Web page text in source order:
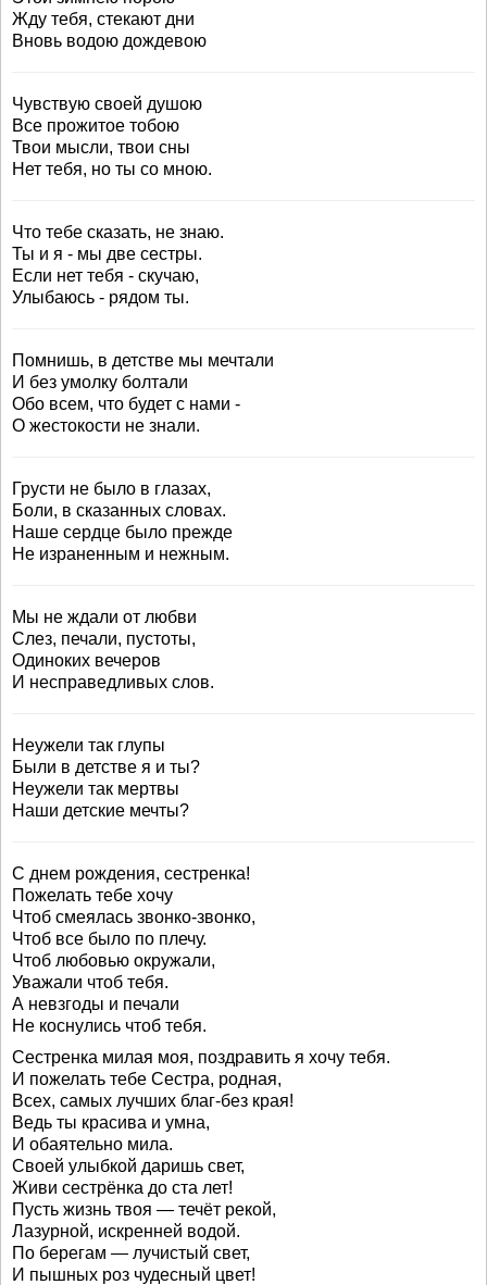
Жду тебя, стекают дни
Вновь водою дождевою
Чувствую своей душою
Все прожитое тобою
Твои мысли, твои сны
Нет тебя, но ты со мною.
Что тебе сказать, не знаю.
Ты и я - мы две сестры.
Если нет тебя - скучаю,
Улыбаюсь - рядом ты.
Помнишь, в детстве мы мечтали
И без умолку болтали
Обо всем, что будет с нами -
О жестокости не знали.
Грусти не было в глазах,
Боли, в сказанных словах.
Наше сердце было прежде
Не израненным и нежным.
Мы не ждали от любви
Слез, печали, пустоты,
Одиноких вечеров
И несправедливых слов.
Неужели так глупы
Были в детстве я и ты?
Неужели так мертвы
Наши детские мечты?
С днем рождения, сестренка!
Пожелать тебе хочу
Чтоб смеялась звонко-звонко,
Чтоб все было по плечу.
Чтоб любовью окружали,
Уважали чтоб тебя.
А невзгоды и печали
Не коснулись чтоб тебя.
Сестренка милая моя, поздравить я хочу тебя.
И пожелать тебе Сестра, родная,
Всех, самых лучших благ-без края!
Ведь ты красива и умна,
И обаятельно мила.
Своей улыбкой даришь свет,
Живи сестрёнка до ста лет!
Пусть жизнь твоя — течёт рекой,
Лазурной, искренней водой.
По берегам — лучистый свет,
И пышных роз чудесный цвет!